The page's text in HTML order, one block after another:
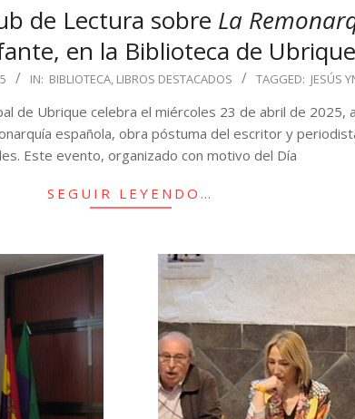
de Lectura sobre La
en la Biblioteca de Ubrique
IN: BIBLIOTECA, LIBROS DESTACADOS TAGGED: JESÚS
de Ubrique celebra el miércoles 23 de abril de 2025,
española, obra póstuma del escritor y
Este evento, organizado con motivo del Día
SEGUIR LEYENDO…